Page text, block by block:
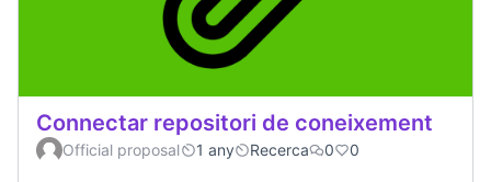
Connectar repositori de coneixement
Official proposal 1 any Recerca 0 0